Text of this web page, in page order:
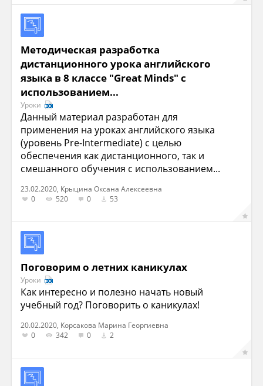
Методическая разработка
дистанционного урока английского
языка в 8 классе "Great Minds" с
использованием...
Уроки
Данный материал разработан для
применения на уроках английского языка
(уровень Pre-Intermediate) с целью
обеспечения как дистанционного, так и
смешанного обучения с использованием...
23.02.2020, Крыцина Оксана Алексеевна
0
520 0 53
Поговорим о летних каникулах
Уроки
Как интересно и полезно начать новый
учебный год? Поговорить о каникулах!
20.02.2020, Корсакова Марина Георгиевна
0
342 0 2